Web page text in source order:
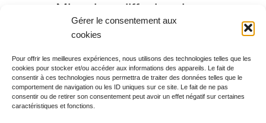
Gérer le consentement aux
cookies
Pour offrir les meilleures expériences, nous utilisons des technologies telles que les
cookies pour stocker et/ou accéder aux informations des appareils. Le fait de
consentir à ces technologies nous permettra de traiter des données telles que le
comportement de navigation ou les ID uniques sur ce site. Le fait de ne pas
consentir ou de retirer son consentement peut avoir un effet négatif sur certaines
caractéristiques et fonctions.
Miquelon, diffusion du
lundi 13 janvier 2020 à
Rechercher votre
programme